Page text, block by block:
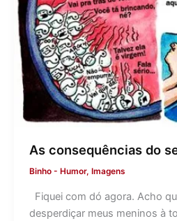
As consequências do
Binho - Humor, Imagens
Fiquei com dó agora. Acho
desperdiçar meus meninos à